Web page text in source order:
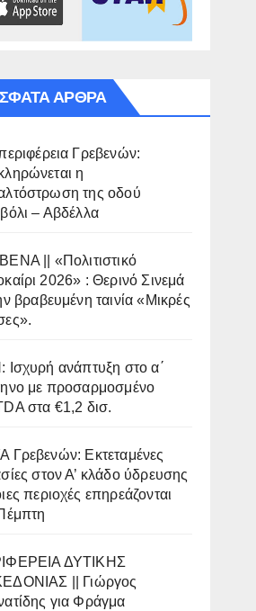
ΆΡΘΡΑ
Γρεβενών:
η
της οδού
– Αβδέλλα
|| «Πολιτιστικό
2026» : Θερινό Σινεμά
βραβευμένη ταινία «Μικρές
ανάπτυξη στο α΄
με προσαρμοσμένο
στα €1,2 δισ.
Γρεβενών: Εκτεταμένες
στον Α’ κλάδο ύδρευσης
περιοχές επηρεάζονται
ΔΥΤΙΚΗΣ
|| Γιώργος
για Φράγμα